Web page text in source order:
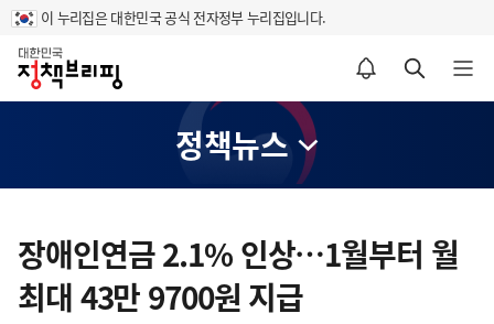
이 누리집은 대한민국 공식 전자정부 누리집입니다.
홈
알림설정 바로가기 검색 바로가기 메뉴 열기
정책뉴스
텐
츠
영
장애인연금 2.1% 인상…1월부터 월
최대 43만 9700원 지급